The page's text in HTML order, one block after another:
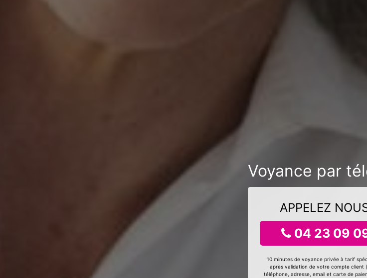
Voyance par
APPELEZ
04 23 09
10 minutes de voyance privée à tarif
après validation de votre compte client
téléphone, adresse, email et carte de